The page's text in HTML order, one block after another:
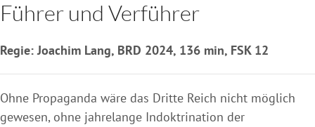
Führer und Verführer
Regie: Joachim Lang, BRD 2024, 136 min, FSK 12
Ohne Propaganda wäre das Dritte Reich nicht möglich
gewesen, ohne jahrelange Indoktrination der